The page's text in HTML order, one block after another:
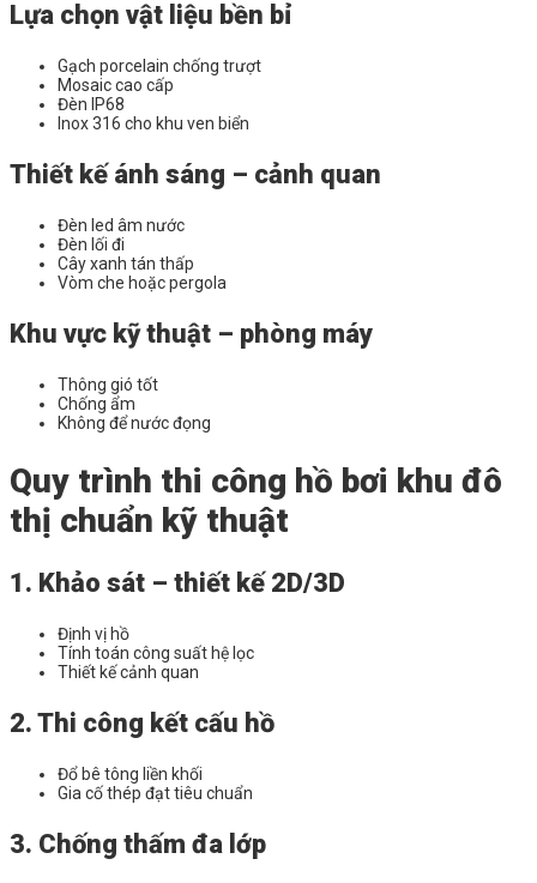
Lựa chọn vật liệu bền bỉ
Gạch porcelain chống trượt
Mosaic cao cấp
Đèn IP68
Inox 316 cho khu ven biển
Thiết kế ánh sáng – cảnh quan
Đèn led âm nước
Đèn lối đi
Cây xanh tán thấp
Vòm che hoặc pergola
Khu vực kỹ thuật – phòng máy
Thông gió tốt
Chống ẩm
Không để nước đọng
Quy trình thi công hồ bơi khu đô
thị chuẩn kỹ thuật
1. Khảo sát – thiết kế 2D/3D
Định vị hồ
Tính toán công suất hệ lọc
Thiết kế cảnh quan
2. Thi công kết cấu hồ
Đổ bê tông liền khối
Gia cố thép đạt tiêu chuẩn
3. Chống thấm đa lớp